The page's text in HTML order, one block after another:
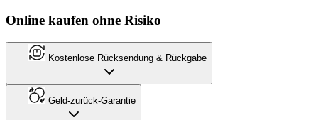
Online kaufen ohne Risiko
Kostenlose Rücksendung & Rückgabe
Geld-zurück-Garantie